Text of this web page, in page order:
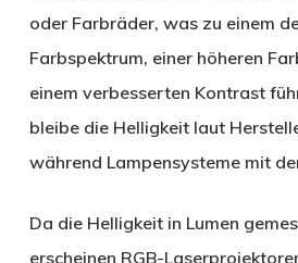
oder Farbräder, was zu einem
Farbspektrum, einer höheren
einem verbesserten Kontrast
bleibe die Helligkeit laut
während Lampensysteme mit
Da die Helligkeit in Lumen
erscheinen RGB-